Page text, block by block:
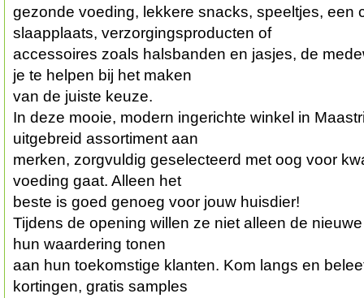
gezonde voeding, lekkere snacks, speeltjes, een
slaapplaats, verzorgingsproducten of
accessoires zoals halsbanden en jasjes, de
je te helpen bij het maken
van de juiste keuze.
In deze mooie, modern ingerichte winkel in
uitgebreid assortiment aan
merken, zorgvuldig geselecteerd met oog voor
voeding gaat. Alleen het
beste is goed genoeg voor jouw huisdier!
Tijdens de opening willen ze niet alleen de
hun waardering tonen
aan hun toekomstige klanten. Kom langs en
kortingen, gratis samples